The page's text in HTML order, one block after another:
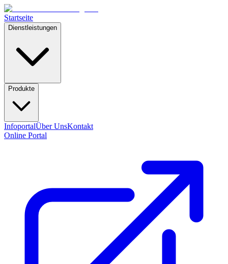
Startseite
Dienstleistungen
Produkte
InfoportalÜber UnsKontakt
Online Portal